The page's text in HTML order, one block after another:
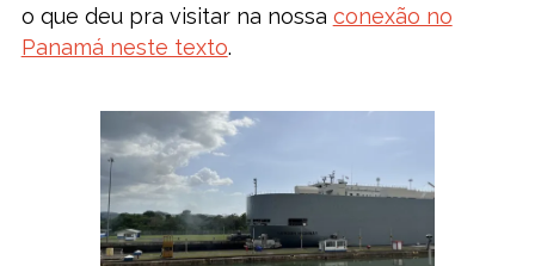
o que deu pra visitar na nossa conexão no
Panamá neste texto.